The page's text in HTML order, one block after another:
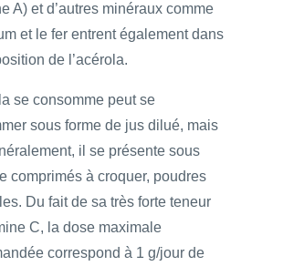
A) et d’autres minéraux comme
et le fer entrent également dans
de l’acérola.
se consomme peut se
sous forme de jus dilué, mais
il se présente sous
comprimés à croquer, poudres
Du fait de sa très forte teneur
C, la dose maximale
correspond à 1 g/jour de